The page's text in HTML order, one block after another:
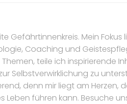
Gefährtinnenkreis. Mein Fokus
Coaching und
teile ich inspirierende
Selbstverwirklichung zu
denn mir liegt am Herzen,
Leben führen kann. Besuche